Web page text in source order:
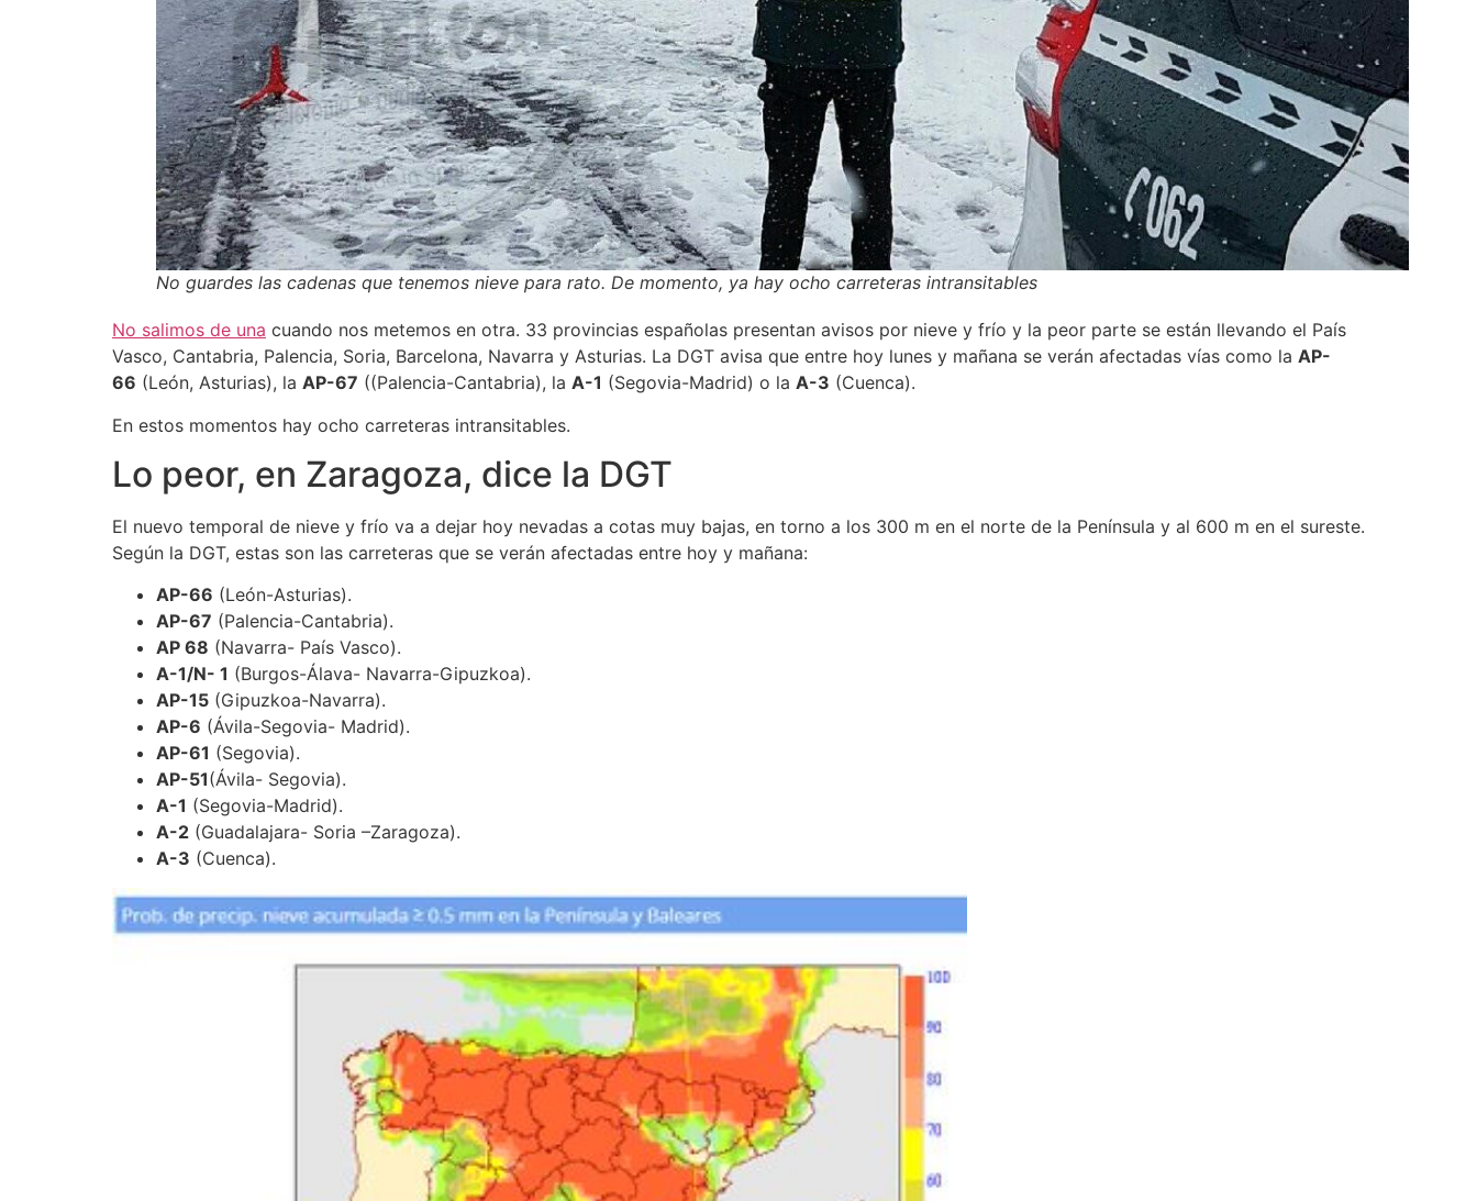
No guardes las cadenas que tenemos nieve para rato. De momento, ya hay ocho carreteras intransitables
No salimos de una cuando nos metemos en otra. 33 provincias españolas presentan avisos por nieve y frío y la peor parte se están llevando el País
Vasco, Cantabria, Palencia, Soria, Barcelona, Navarra y Asturias. La DGT avisa que entre hoy lunes y mañana se verán afectadas vías como la AP-
66 (León, Asturias), la AP-67 ((Palencia-Cantabria), la A-1 (Segovia-Madrid) o la A-3 (Cuenca).
En estos momentos hay ocho carreteras intransitables.
Lo peor, en Zaragoza, dice la DGT
El nuevo temporal de nieve y frío va a dejar hoy nevadas a cotas muy bajas, en torno a los 300 m en el norte de la Península y al 600 m en el sureste.
Según la DGT, estas son las carreteras que se verán afectadas entre hoy y mañana:
AP-66 (León-Asturias).
AP-67 (Palencia-Cantabria).
AP 68 (Navarra- País Vasco).
A-1/N- 1 (Burgos-Álava- Navarra-Gipuzkoa).
AP-15 (Gipuzkoa-Navarra).
AP-6 (Ávila-Segovia- Madrid).
AP-61 (Segovia).
AP-51(Ávila- Segovia).
A-1 (Segovia-Madrid).
A-2 (Guadalajara- Soria –Zaragoza).
A-3 (Cuenca).